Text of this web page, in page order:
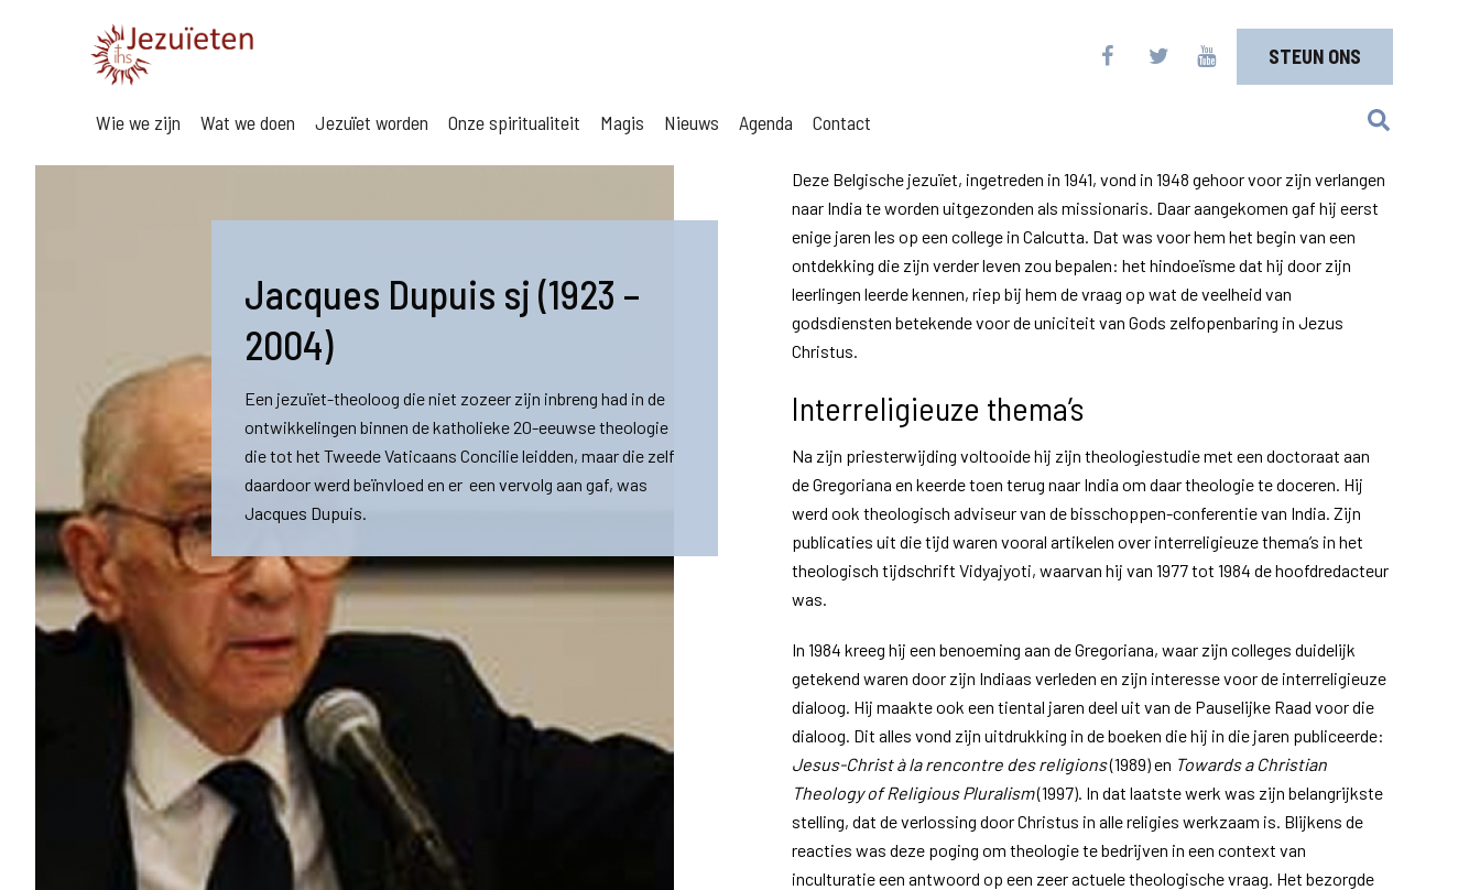
STEUN ONS
Wie we zijn Wat we doen Jezuïet worden Onze spiritualiteit Magis Nieuws Agenda Contact
Jacques Dupuis sj (1923 –
2004)
Een jezuïet-theoloog die niet zozeer zijn inbreng had in de
ontwikkelingen binnen de katholieke 20-eeuwse theologie
die tot het Tweede Vaticaans Concilie leidden, maar die zelf
daardoor werd beïnvloed en er een vervolg aan gaf, was
Jacques Dupuis.
Deze Belgische jezuïet, ingetreden in 1941, vond in 1948 gehoor voor zijn verlangen
naar India te worden uitgezonden als missionaris. Daar aangekomen gaf hij eerst
enige jaren les op een college in Calcutta. Dat was voor hem het begin van een
ontdekking die zijn verder leven zou bepalen: het hindoeïsme dat hij door zijn
leerlingen leerde kennen, riep bij hem de vraag op wat de veelheid van
godsdiensten betekende voor de uniciteit van Gods zelfopenbaring in Jezus
Christus.
Interreligieuze thema’s
Na zijn priesterwijding voltooide hij zijn theologiestudie met een doctoraat aan
de Gregoriana en keerde toen terug naar India om daar theologie te doceren. Hij
werd ook theologisch adviseur van de bisschoppen-conferentie van India. Zijn
publicaties uit die tijd waren vooral artikelen over interreligieuze thema’s in het
theologisch tijdschrift Vidyajyoti, waarvan hij van 1977 tot 1984 de hoofdredacteur
was.
In 1984 kreeg hij een benoeming aan de Gregoriana, waar zijn colleges duidelijk
getekend waren door zijn Indiaas verleden en zijn interesse voor de interreligieuze
dialoog. Hij maakte ook een tiental jaren deel uit van de Pauselijke Raad voor die
dialoog. Dit alles vond zijn uitdrukking in de boeken die hij in die jaren publiceerde:
Jesus-Christ à la rencontre des religions(1989) en Towards a Christian
Theology of Religious Pluralism(1997). In dat laatste werk was zijn belangrijkste
stelling, dat de verlossing door Christus in alle religies werkzaam is. Blijkens de
reacties was deze poging om theologie te bedrijven in een context van
inculturatie een antwoord op een zeer actuele theologische vraag. Het bezorgde